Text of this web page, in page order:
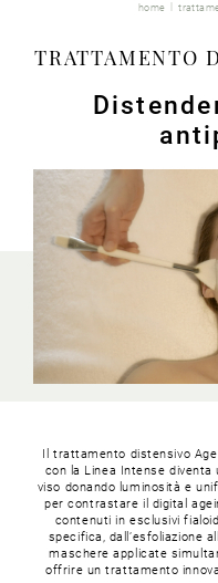
home
TRATTAMENTO
Il trattamento distensivo
con la Linea Intense
viso donando luminosità e
per contrastare il digital
contenuti in esclusivi
specifica, dall’esfoliazione
maschere applicate
offrire un trattamento